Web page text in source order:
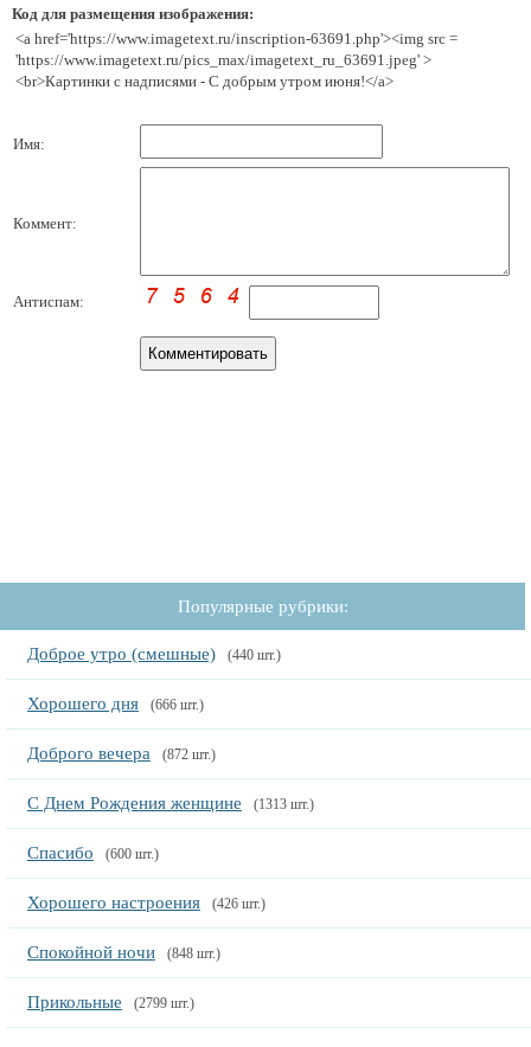
Код для размещения изображения:
<a href='https://www.imagetext.ru/inscription-63691.php'><img src =
'https://www.imagetext.ru/pics_max/imagetext_ru_63691.jpeg' >
<br>Картинки с надписями - С добрым утром июня!</a>
Имя:
Коммент:
Антиспам:
Популярные рубрики:
Доброе утро (смешные) (440 шт.)
Хорошего дня (666 шт.)
Доброго вечера (872 шт.)
С Днем Рождения женщине (1313 шт.)
Спасибо (600 шт.)
Хорошего настроения (426 шт.)
Спокойной ночи (848 шт.)
Прикольные (2799 шт.)